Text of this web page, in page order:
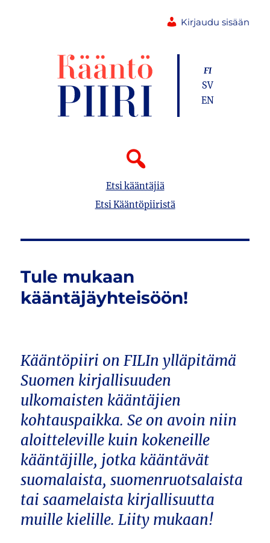
Kirjaudu sisään
Etsi kääntäjiä
Etsi Kääntöpiiristä
FI
SV
EN
Tule mukaan
kääntäjäyhteisöön!
Kääntöpiiri on FILIn ylläpitämä
Suomen kirjallisuuden
ulkomaisten kääntäjien
kohtauspaikka. Se on avoin niin
aloitteleville kuin kokeneille
kääntäjille, jotka kääntävät
suomalaista, suomenruotsalaista
tai saamelaista kirjallisuutta
muille kielille. Liity mukaan!